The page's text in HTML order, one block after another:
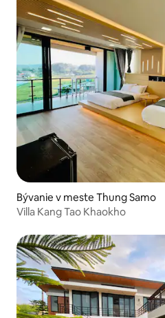
Bývanie v meste Thung Samo
Villa Kang Tao Khaokho